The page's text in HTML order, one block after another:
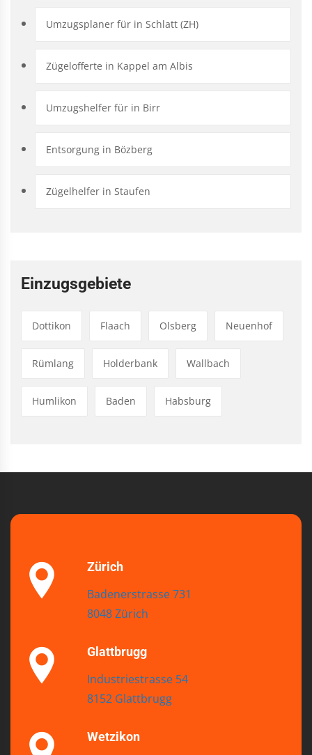
Umzugsplaner für in Schlatt (ZH)
Zügelofferte in Kappel am Albis
Umzugshelfer für in Birr
Entsorgung in Bözberg
Zügelhelfer in Staufen
Einzugsgebiete
Dottikon Flaach Olsberg Neuenhof
Rümlang Holderbank Wallbach
Humlikon Baden Habsburg
Zürich
Badenerstrasse 731
8048 Zürich
Glattbrugg
Industriestrasse 54
8152 Glattbrugg
Wetzikon